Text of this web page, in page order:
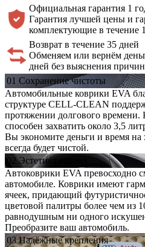
Официальная гарантия 1
Гарантия лучшей цены и
комплектующие в течение
Возврат в течение 35 дней
Обменяем или вернём
дней без выяснения причин
01 Сохранение чистоты
Автомобильные коврики EVA
структуре CELL-CLEAN
протяжении долгового
способен захватить около 3,5
Вы экономите деньги и время на
всегда будет чистой.
02 Эстетика
Автоковрики EVA превосходно
автомобиле. Коврики имеют
ячеек, придающий
цветовой палитры более чем из
равнодушным ни одного
Преобразите ваш автомобиль.
03 Надёжные крепления